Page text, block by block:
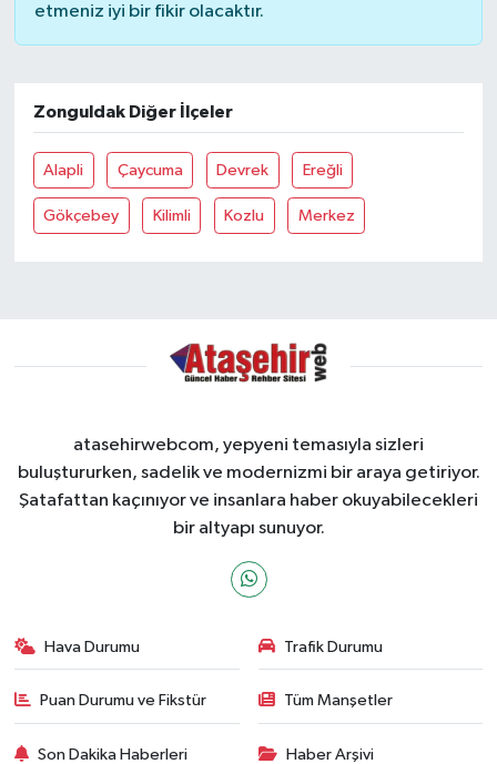
etmeniz iyi bir fikir olacaktır.
Zonguldak Diğer İlçeler
Alapli Çaycuma Devrek Ereğli
Gökçebey Kilimli Kozlu Merkez
atasehirwebcom, yepyeni temasıyla sizleri
buluştururken, sadelik ve modernizmi bir araya getiriyor.
Şatafattan kaçınıyor ve insanlara haber okuyabilecekleri
bir altyapı sunuyor.
Hava Durumu Trafik Durumu
Puan Durumu ve Fikstür Tüm Manşetler
Son Dakika Haberleri Haber Arşivi